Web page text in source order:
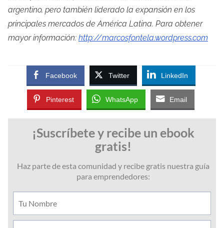
argentino, pero también liderado la expansión en los
principales mercados de América Latina. Para obtener
mayor información: http://marcosfontela.wordpress.com
Facebook Twitter LinkedIn
Pinterest WhatsApp Email